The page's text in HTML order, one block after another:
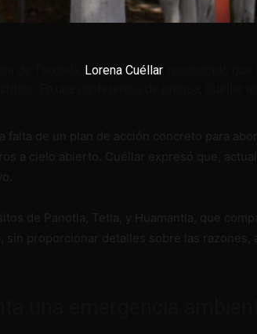
Lorena Cuéllar, reconocido que
de un plan de acción concreto para
a cielo abierto. Cuéllar expresó que,
de Panotla, Tetla, y Huamantla, que
proporcionar detalles sobre las razones,